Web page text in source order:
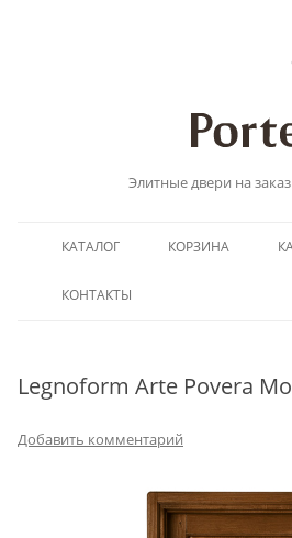
Элитные двери на
КАТАЛОГ КОРЗИНА
КОНТАКТЫ
Legnoform Arte Povera
Добавить комментарий